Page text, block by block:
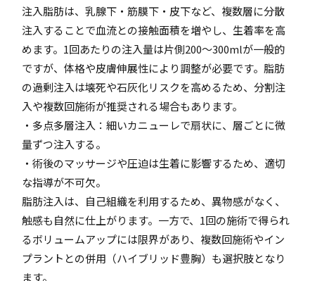
注入脂肪は、乳腺下・筋膜下・皮下など、複数層に分散
注入することで血流との接触面積を増やし、生着率を高
めます。1回あたりの注入量は片側200～300mlが一般的
ですが、体格や皮膚伸展性により調整が必要です。脂肪
の過剰注入は壊死や石灰化リスクを高めるため、分割注
入や複数回施術が推奨される場合もあります。
・多点多層注入：細いカニューレで扇状に、層ごとに微
量ずつ注入する。
・術後のマッサージや圧迫は生着に影響するため、適切
な指導が不可欠。
脂肪注入は、自己組織を利用するため、異物感がなく、
触感も自然に仕上がります。一方で、1回の施術で得られ
るボリュームアップには限界があり、複数回施術やイン
プラントとの併用（ハイブリッド豊胸）も選択肢となり
ます。